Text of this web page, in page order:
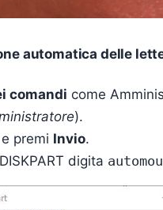
automatica delle
comandi come
).
e premi Invio.
digita